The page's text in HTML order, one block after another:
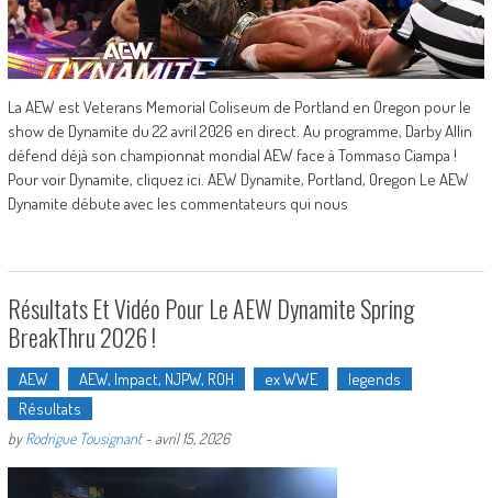
La AEW est Veterans Memorial Coliseum de Portland en Oregon pour le
show de Dynamite du 22 avril 2026 en direct. Au programme, Darby Allin
défend déjà son championnat mondial AEW face à Tommaso Ciampa !
Pour voir Dynamite, cliquez ici. AEW Dynamite, Portland, Oregon Le AEW
Dynamite débute avec les commentateurs qui nous
Résultats Et Vidéo Pour Le AEW Dynamite Spring
BreakThru 2026 !
AEW AEW, Impact, NJPW, ROH ex WWE
legends
Résultats
byRodrigue Tousignant- avril 15, 2026